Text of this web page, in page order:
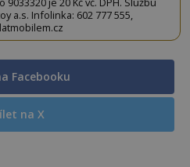
a.s. Infolinka: 602 777 555,
Facebooku
na X